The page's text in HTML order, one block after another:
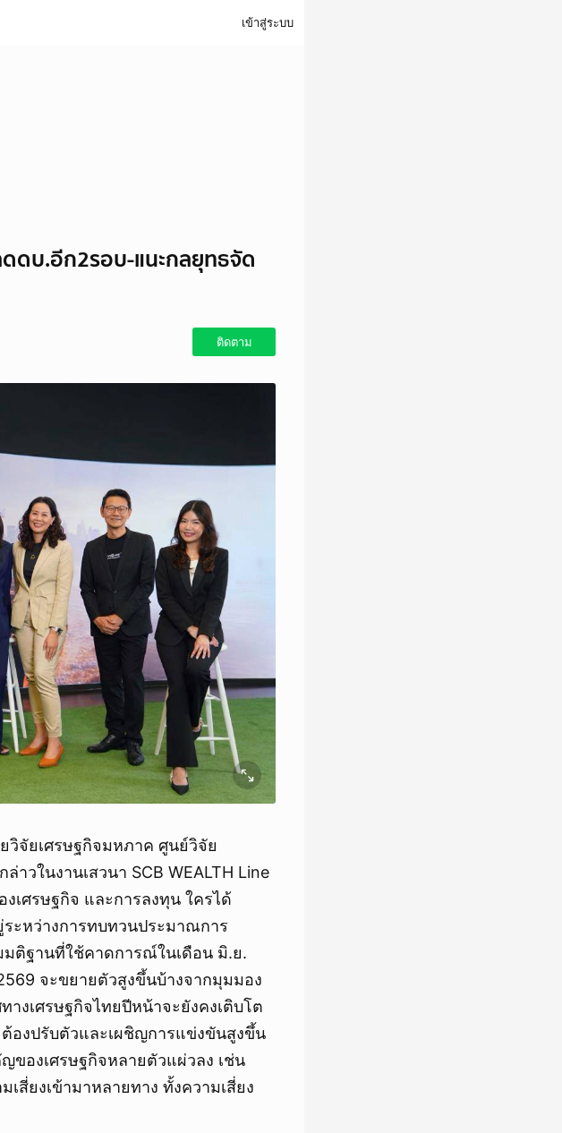
เข้าสู่ระบบ
ดบ.อีก2รอบ-แนะกลยุทธจัด
ติดตาม
วิจัยเศรษฐกิจมหภาค ศูนย์วิจัย
วในงานเสวนา SCB WEALTH Line
เศรษฐกิจ และการลงทุน ใครได้
ะหว่างการทบทวนประมาณการ
มติฐานที่ใช้คาดการณ์ในเดือน มิ.ย.
จะขยายตัวสูงขึ้นบ้างจากมุมมอง
งเศรษฐกิจไทยปีหน้าจะยังคงเติบโต
องปรับตัวและเผชิญการแข่งขันสูงขึ้น
ของเศรษฐกิจหลายตัวแผ่วลง เช่น
สี่ยงเข้ามาหลายทาง ทั้งความเสี่ยง